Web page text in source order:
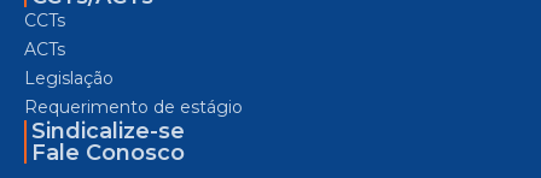
CCTs
ACTs
Legislação
Requerimento de estágio
Sindicalize-se
Fale Conosco